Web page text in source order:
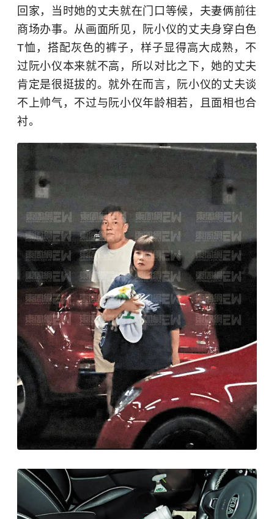
回家，当时她的丈夫就在门口等候，夫妻俩前往
商场办事。从画面所见，阮小仪的丈夫身穿白色
T恤，搭配灰色的裤子，样子显得高大成熟，不
过阮小仪本来就不高，所以对比之下，她的丈夫
肯定是很挺拔的。就外在而言，阮小仪的丈夫谈
不上帅气，不过与阮小仪年龄相若，且面相也合
衬。